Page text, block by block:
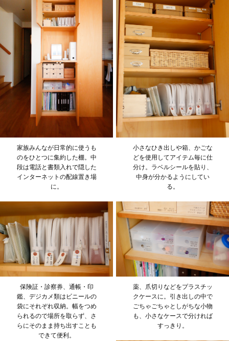
家族みんなが日常的に使うも
のをひとつに集約した棚。中
段は電話と書類入れで隠した
インターネットの配線置き場
に。
保険証・診察券、通帳・印
鑑、デジカメ類はビニールの
袋にそれぞれ収納。幅をつめ
られるので場所を取らず、さ
らにそのまま持ち出すことも
できて便利。
小さなひき出しや箱、かごな
どを使用してアイテム毎に仕
分け。ラベルシールを貼り、
中身が分かるようにしてい
る。
薬、爪切りなどをプラスチッ
クケースに。引き出しの中で
ごちゃごちゃとしがちな小物
も、小さなケースで分ければ
すっきり。